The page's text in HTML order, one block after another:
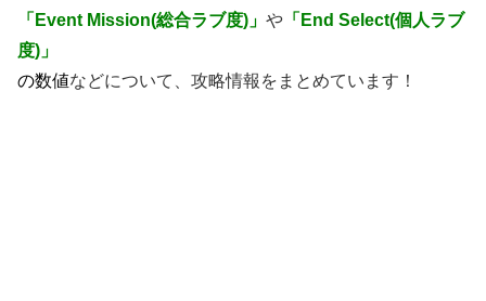
「Event Mission(総合ラブ度)」 や 「End Select(個人ラブ
度)」
の数値などについて、攻略情報をまとめています！